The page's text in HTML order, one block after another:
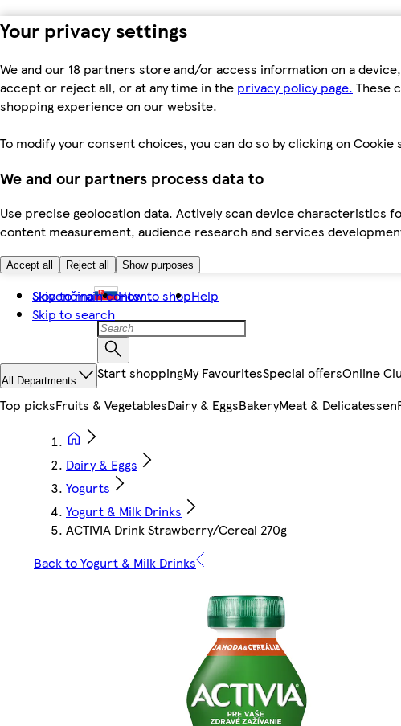
Your privacy settings
We and our 18 partners store and/or access information on a
accept or reject all, or at any time in the privacy policy page. These
shopping experience on our website.
To modify your consent choices, you can do so by clicking on
We and our partners process data to
Use precise geolocation data. Actively scan device characteristics
content measurement, audience research and services
Accept all Reject all Show purposes
Skip to main content
Skip to search
Slovenčina How to shopHelp
All Departments Start shoppingMy FavouritesSpecial offersOnline
Top picksFruits & VegetablesDairy & EggsBakeryMeat & Delicatessen
Dairy & Eggs
Yogurts
Yogurt & Milk Drinks
ACTIVIA Drink Strawberry/Cereal 270g
Back to Yogurt & Milk Drinks